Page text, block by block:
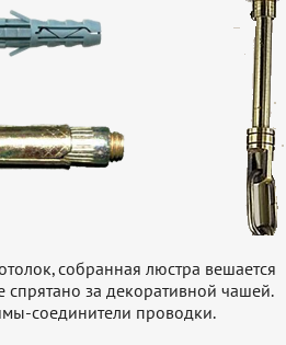
собранная люстра вешается
спрятано за декоративной чашей.
соединители проводки.